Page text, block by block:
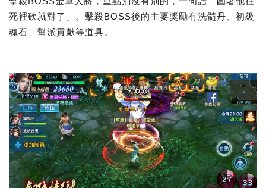
死裡砍就對了」。擊殺BOSS後的主要獎勵有洗髓丹、初級
魂石、幫派貢獻等道具。